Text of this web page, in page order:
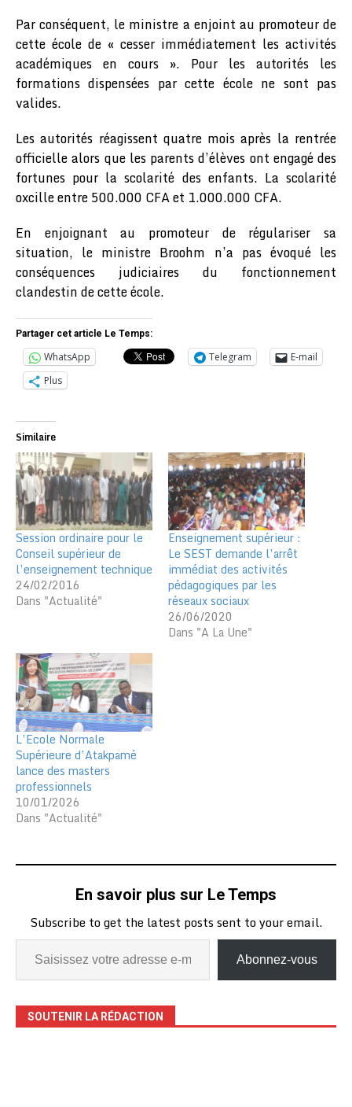
Par conséquent, le ministre a enjoint au promoteur de
cette école de « cesser immédiatement les activités
académiques en cours ». Pour les autorités les
formations dispensées par cette école ne sont pas
valides.
Les autorités réagissent quatre mois après la rentrée
officielle alors que les parents d’élèves ont engagé des
fortunes pour la scolarité des enfants. La scolarité
oxcille entre 500.000 CFA et 1.000.000 CFA.
En enjoignant au promoteur de régulariser sa
situation, le ministre Broohm n’a pas évoqué les
conséquences judiciaires du fonctionnement
clandestin de cette école.
Partager cet article Le Temps:
WhatsApp Telegram
E-mail
Plus
Similaire
Session ordinaire pour le
Conseil supérieur de
l’enseignement technique
24/02/2016
Dans "Actualité"
Enseignement supérieur :
Le SEST demande l’arrêt
immédiat des activités
pédagogiques par les
réseaux sociaux
26/06/2020
Dans "A La Une"
L’Ecole Normale
Supérieure d’Atakpamé
lance des masters
professionnels
10/01/2026
Dans "Actualité"
En savoir plus sur Le Temps
Subscribe to get the latest posts sent to your email.
Abonnez-vous
SOUTENIR LA RÉDACTION